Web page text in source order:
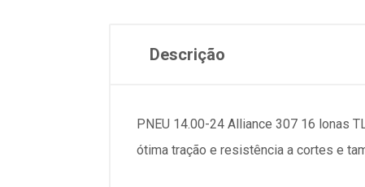
Descrição
PNEU 14.00-24 Alliance 307 16 lonas
ótima tração e resistência a cortes e